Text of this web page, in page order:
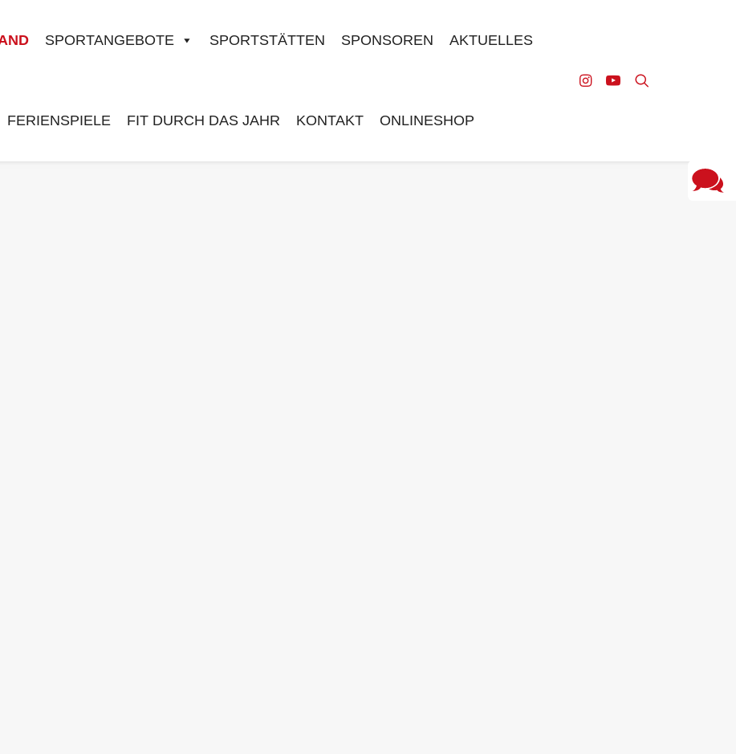
SPORTANGEBOTE SPORTSTÄTTEN SPONSOREN AKTUELLES
FERIENSPIELE FIT DURCH DAS JAHR KONTAKT ONLINESHOP